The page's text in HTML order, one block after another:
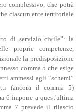
complessivo, che potrà
ciascun ente territoriale
di servizio civile”: la
proprie competenze,
la predisposizione
comma 5 che esige
ammessi agli “schemi”
(ancora il comma 5)
6 impone a quest'ultima
7 prevede il rilascio